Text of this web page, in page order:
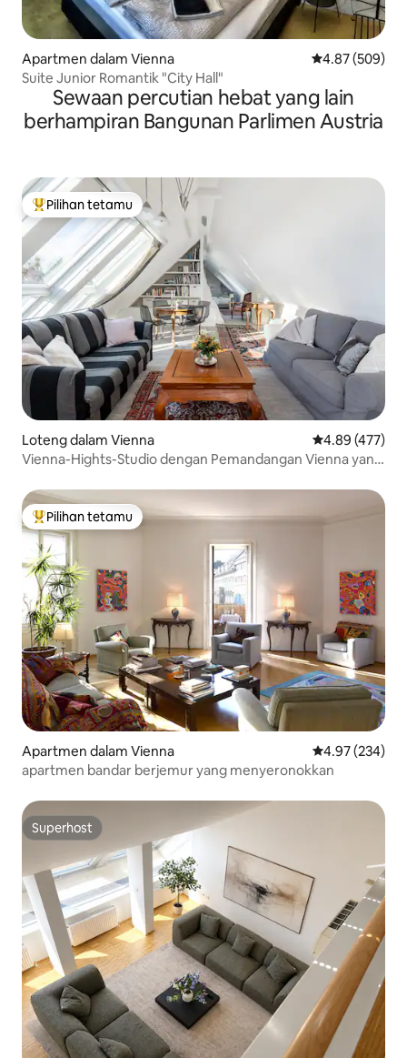
Apartmen dalam Vienna Penarafan
4.87 (509)
Suite Junior Romantik "City Hall"
Sewaan percutian hebat yang lain
berhampiran Bangunan Parlimen Austria
Pilihan utama tetamu
Pilihan tetamu
Loteng dalam Vienna Penarafan
4.89 (477)
Vienna-Hights-Studio dengan Pemandangan Vienna yang
Pilihan utama tetamu
Pilihan tetamu
Apartmen dalam Vienna Penarafan
4.97 (234)
apartmen bandar berjemur yang menyeronokkan
Superhost
Superhost